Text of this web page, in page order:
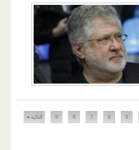
5
6
7
8
9 التالية ◂